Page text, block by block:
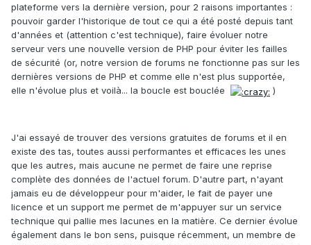
plateforme vers la dernière version, pour 2 raisons importantes :
pouvoir garder l'historique de tout ce qui a été posté depuis tant
d'années et (attention c'est technique), faire évoluer notre
serveur vers une nouvelle version de PHP pour éviter les failles
de sécurité (or, notre version de forums ne fonctionne pas sur les
dernières versions de PHP et comme elle n'est plus supportée,
elle n'évolue plus et voilà... la boucle est bouclée
)
J'ai essayé de trouver des versions gratuites de forums et il en
existe des tas, toutes aussi performantes et efficaces les unes
que les autres, mais aucune ne permet de faire une reprise
complète des données de l'actuel forum. D'autre part, n'ayant
jamais eu de développeur pour m'aider, le fait de payer une
licence et un support me permet de m'appuyer sur un service
technique qui pallie mes lacunes en la matière. Ce dernier évolue
également dans le bon sens, puisque récemment, un membre de